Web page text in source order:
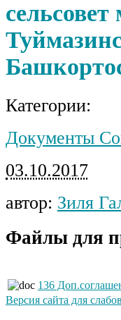
Категории:
Документы
03.10.2017
автор: Зиля
Файлы для
136
Версия сайта для